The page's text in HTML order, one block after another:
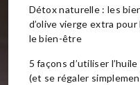
Détox naturelle : les
d’olive vierge extra
le bien-être
5 façons d’utiliser
(et se régaler